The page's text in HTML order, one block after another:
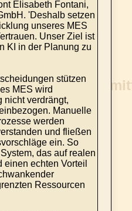
Elisabeth Fontani,
'Deshalb setzen
unseres MES
Unser Ziel ist
KI in der Planung zu
stützen
MES wird
nicht verdrängt,
Manuelle
werden
und fließen
ein. So
das auf realen
echten Vorteil
Ressourcen